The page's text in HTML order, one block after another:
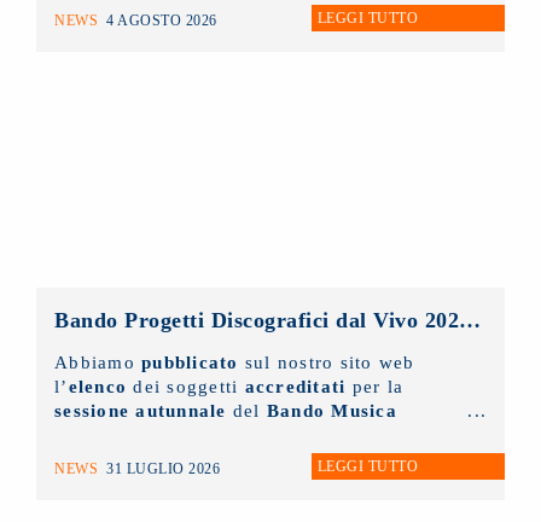
esclusivamente tramite appuntamento. Chi
lo desidera può scrivere un'e-mail
NEWS 4 AGOSTO 2026 LEGGI TUTTO
Bando Progetti Discografici dal Vivo 2025 – 2026: pubblicato l’elenco accreditati sessione autunnale
Abbiamo pubblicato sul nostro sito web
l’elenco dei soggetti accreditati per la
sessione autunnale del Bando Musica
2025 - 2026.
NEWS 31 LUGLIO 2026 LEGGI TUTTO